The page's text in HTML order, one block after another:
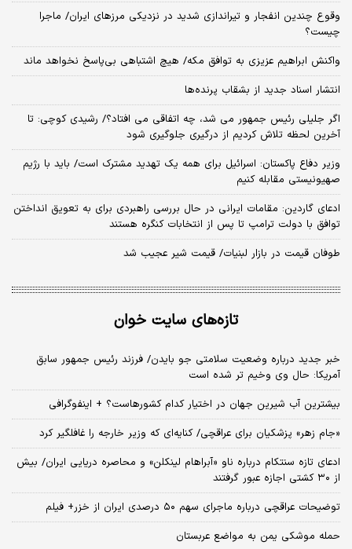
وقوع چندین انفجار و تیراندازی شدید در نزدیکی مرز‌های ایران/ ماجرا
چیست؟
واکنش ابراهیم عزیزی به توافق مکه/ هیچ اشتباهی بی‌پاسخ نخواهد ماند
انتشار اسناد جدید از بشقاب پرنده‌ها
اگر جلیلی رئیس جمهور می شد، چه اتفاقی می افتاد؟/ رشیدی کوچی: تا
آخرین لحظه تلاش کردیم از درگیری جلوگیری شود
وزیر دفاع پاکستان: اسرائیل برای همه یک تهدید مشترک است/ باید با رژیم
صهیونیستی مقابله کنیم
ادعای گاردین: مقامات ایرانی در حال بررسی راهبردی برای به تعویق انداختن
توافق با دولت ترامپ تا پس از انتخابات کنگره هستند
طوفان قیمت در بازار لبنیات/ قیمت شیر عجیب شد
تازه‌های سایت خوان
خبر جدید درباره وضعیت سلامتی جو بایدن/ فرزند رئیس جمهور سابق
آمریکا: حال وی وخیم تر شده است
بیشترین آب شیرین جهان در اختیار کدام کشورهاست؟ + اینفوگرافی
«جام زهر» پزشکیان برای عراقچی/ کنایه‌ای که وزیر خارجه را غافلگیر کرد
ادعای تازه سنتکام درباره ناو «آبراهام لینکلن» و محاصره دریایی ایران/ بیش
از ۳۰ کشتی اجازه عبور گرفتند
توضیحات عراقچی درباره ماجرای سهم ۵۰ درصدی ایران از خزر+ فیلم
حمله موشکی یمن به مواضع عربستان